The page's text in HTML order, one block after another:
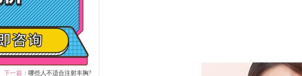
下一篇： 哪些人不适合注射丰胸?